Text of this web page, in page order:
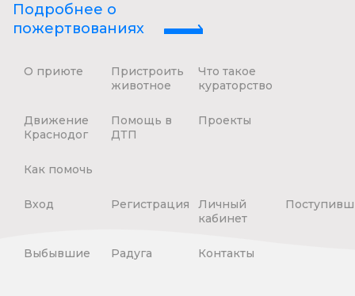
Подробнее о
пожертвованиях
О приюте
Пристроить
животное
Что такое
кураторство
Движение
Краснодог
Помощь в
ДТП
Проекты
Как помочь
Вход Регистрация
Личный
кабинет
Выбывшие Радуга Контакты